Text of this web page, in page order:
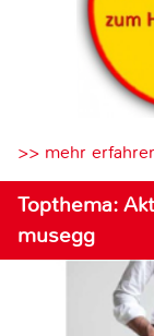
>> mehr
Topthema:
musegg